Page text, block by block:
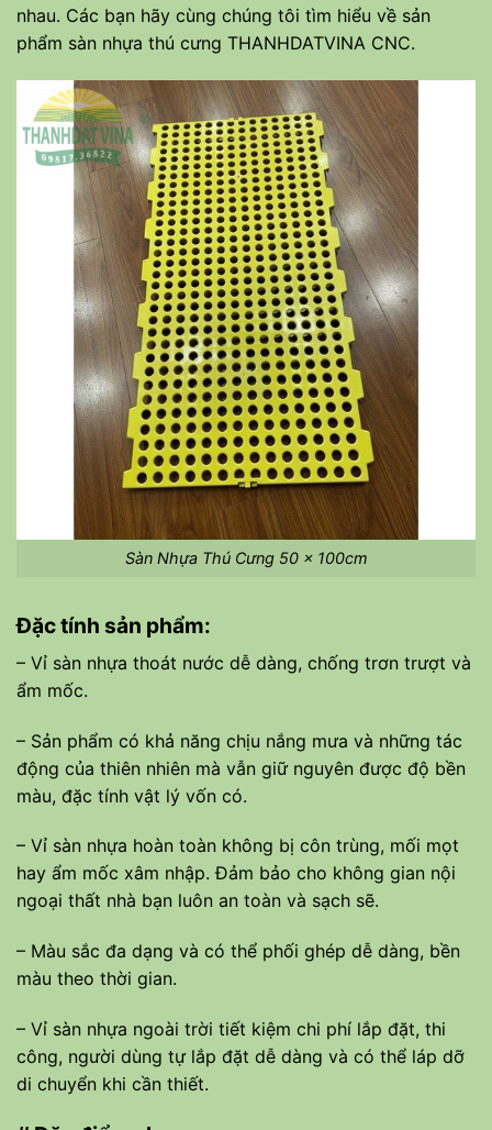
nhau. Các bạn hãy cùng chúng tôi tìm hiểu về sản
phẩm sàn nhựa thú cưng THANHDATVINA CNC.
Sàn Nhựa Thú Cưng 50 x 100cm
Đặc tính sản phẩm:
– Vỉ sàn nhựa thoát nước dễ dàng, chống trơn trượt và
ẩm mốc.
– Sản phẩm có khả năng chịu nắng mưa và những tác
động của thiên nhiên mà vẫn giữ nguyên được độ bền
màu, đặc tính vật lý vốn có.
– Vỉ sàn nhựa hoàn toàn không bị côn trùng, mối mọt
hay ẩm mốc xâm nhập. Đảm bảo cho không gian nội
ngoại thất nhà bạn luôn an toàn và sạch sẽ.
– Màu sắc đa dạng và có thể phối ghép dễ dàng, bền
màu theo thời gian.
– Vỉ sàn nhựa ngoài trời tiết kiệm chi phí lắp đặt, thi
công, người dùng tự lắp đặt dễ dàng và có thể láp dỡ
di chuyển khi cần thiết.